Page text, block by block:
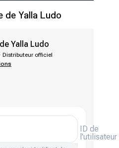
Play et l'App Store
vos meilleurs jeux
Play et l'App Store
de Yalla Ludo
Yalla Ludo
Distributeur officiel
ID de
l'utilisateur